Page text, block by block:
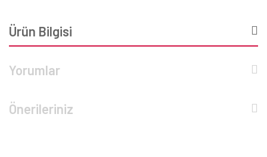
Ürün Bilgisi
Yorumlar
Önerileriniz